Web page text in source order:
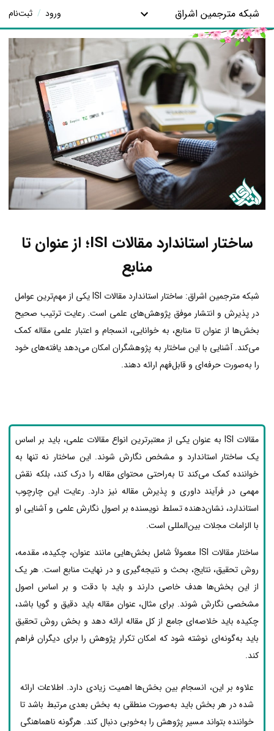
شبکه مترجمین اشراق ورود / ثبت‌نام
ساختار استاندارد مقالات ISI؛ از عنوان تا
منابع
شبکه مترجمین اشراق: ساختار استاندارد مقالات ISI یکی از مهم‌ترین عوامل
در پذیرش و انتشار موفق پژوهش‌های علمی است. رعایت ترتیب صحیح
بخش‌ها از عنوان تا منابع، به خوانایی، انسجام و اعتبار علمی مقاله کمک
می‌کند. آشنایی با این ساختار به پژوهشگران امکان می‌دهد یافته‌های خود
را به‌صورت حرفه‌ای و قابل‌فهم ارائه دهند.
مقالات ISI به عنوان یکی از معتبرترین انواع مقالات علمی، باید بر اساس
یک ساختار استاندارد و مشخص نگارش شوند. این ساختار نه تنها به
خواننده کمک می‌کند تا به‌راحتی محتوای مقاله را درک کند، بلکه نقش
مهمی در فرآیند داوری و پذیرش مقاله نیز دارد. رعایت این چارچوب
استاندارد، نشان‌دهنده تسلط نویسنده بر اصول نگارش علمی و آشنایی او
با الزامات مجلات بین‌المللی است.
ساختار مقالات ISI معمولاً شامل بخش‌هایی مانند عنوان، چکیده، مقدمه،
روش تحقیق، نتایج، بحث و نتیجه‌گیری و در نهایت منابع است. هر یک
از این بخش‌ها هدف خاصی دارند و باید با دقت و بر اساس اصول
مشخصی نگارش شوند. برای مثال، عنوان مقاله باید دقیق و گویا باشد،
چکیده باید خلاصه‌ای جامع از کل مقاله ارائه دهد و بخش روش تحقیق
باید به‌گونه‌ای نوشته شود که امکان تکرار پژوهش را برای دیگران فراهم
کند.
علاوه بر این، انسجام بین بخش‌ها اهمیت زیادی دارد. اطلاعات ارائه
شده در هر بخش باید به‌صورت منطقی به بخش بعدی مرتبط باشد تا
خواننده بتواند مسیر پژوهش را به‌خوبی دنبال کند. هرگونه ناهماهنگی